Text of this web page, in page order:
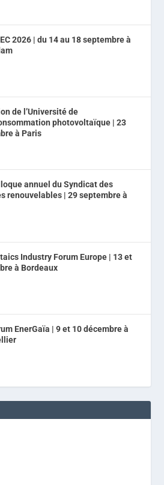
2026 | du 14 au 18 septembre à
de l’Université de
photovoltaïque | 23
à Paris
annuel du Syndicat des
renouvelables | 29 septembre à
Industry Forum Europe | 13 et
à Bordeaux
EnerGaïa | 9 et 10 décembre à